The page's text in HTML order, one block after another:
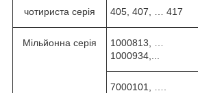
чотириста серія 405, 407, … 417
Мільйонна серія
1000813, …
1000934,...
7000101, ….